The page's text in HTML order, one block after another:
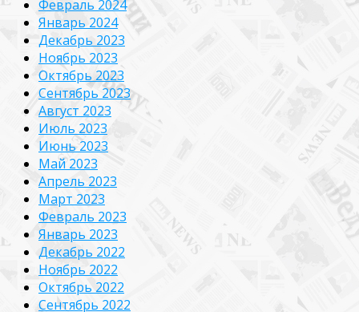
Февраль 2024
Январь 2024
Декабрь 2023
Ноябрь 2023
Октябрь 2023
Сентябрь 2023
Август 2023
Июль 2023
Июнь 2023
Май 2023
Апрель 2023
Март 2023
Февраль 2023
Январь 2023
Декабрь 2022
Ноябрь 2022
Октябрь 2022
Сентябрь 2022